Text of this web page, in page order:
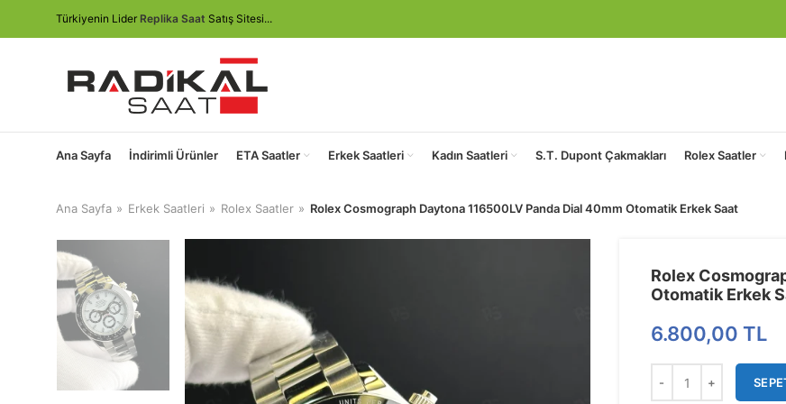
Türkiyenin Lider Replika Saat Satış Sitesi...
Ana Sayfa İndirimli Ürünler ETA Saatler Erkek Saatleri Kadın Saatleri S.T. Dupont Çakmakları Rolex Saatler
Ana Sayfa Erkek Saatleri Rolex Saatler Rolex Cosmograph Daytona 116500LV Panda Dial 40mm Otomatik Erkek Saat
Rolex
Otomatik Erkek
6.800,00 TL